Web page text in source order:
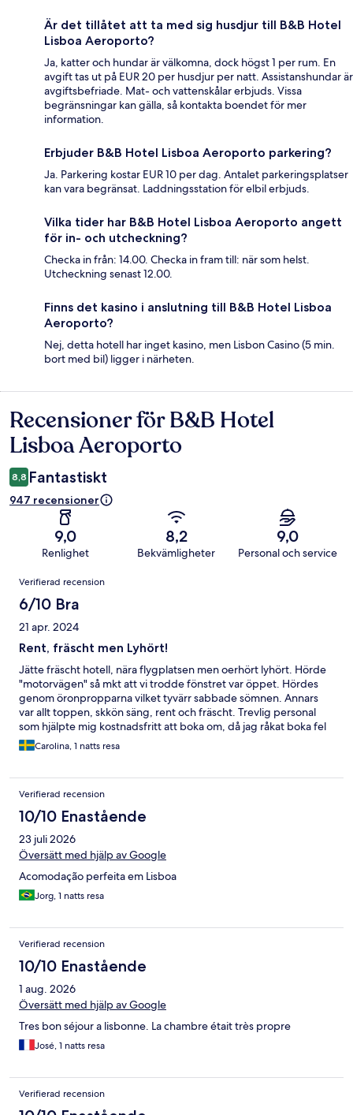
Är det tillåtet att ta med sig husdjur till B&B Hotel
Lisboa Aeroporto?
Ja, katter och hundar är välkomna, dock högst 1 per rum. En
avgift tas ut på EUR 20 per husdjur per natt. Assistanshundar är
avgiftsbefriade. Mat- och vattenskålar erbjuds. Vissa
begränsningar kan gälla, så kontakta boendet för mer
information.
Erbjuder B&B Hotel Lisboa Aeroporto parkering?
Ja. Parkering kostar EUR 10 per dag. Antalet parkeringsplatser
kan vara begränsat. Laddningsstation för elbil erbjuds.
Vilka tider har B&B Hotel Lisboa Aeroporto angett
för in- och utcheckning?
Checka in från: 14.00. Checka in fram till: när som helst.
Utcheckning senast 12.00.
Finns det kasino i anslutning till B&B Hotel Lisboa
Aeroporto?
Nej, detta hotell har inget kasino, men Lisbon Casino (5 min.
bort med bil) ligger i närheten.
Recensioner
Recensioner för B&B Hotel
Lisboa Aeroporto
8,8 Fantastiskt
947 recensioner
9,0
Renlighet
8,2
Bekvämligheter
9,0
Personal och service
Recensioner
Verifierad recension
6/10 Bra
21 apr. 2024
Rent, fräscht men Lyhört!
Jätte fräscht hotell, nära flygplatsen men oerhört lyhört. Hörde
"motorvägen" så mkt att vi trodde fönstret var öppet. Hördes
genom öronpropparna vilket tyvärr sabbade sömnen. Annars
var allt toppen, skkön säng, rent och fräscht. Trevlig personal
som hjälpte mig kostnadsfritt att boka om, då jag råkat boka fel
datum genom hotells. Vilket upptäcktes först vid incheckning.
Proffsigt!
Carolina, 1 natts resa
Verifierad recension
10/10 Enastående
23 juli 2026
Översätt med hjälp av Google
Acomodação perfeita em Lisboa
Jorg, 1 natts resa
Verifierad recension
10/10 Enastående
1 aug. 2026
Översätt med hjälp av Google
Tres bon séjour a lisbonne. La chambre était très propre
José, 1 natts resa
Verifierad recension